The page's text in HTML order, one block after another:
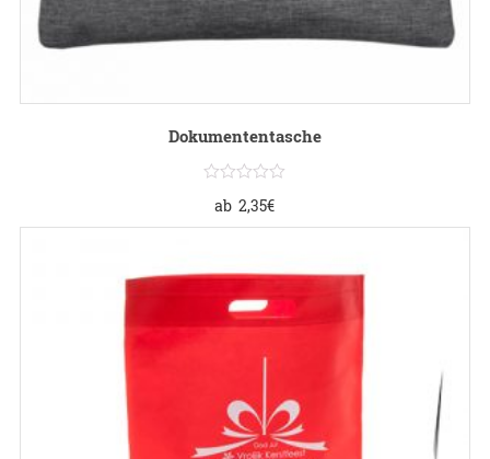
Dokumententasche
ab 2,35€